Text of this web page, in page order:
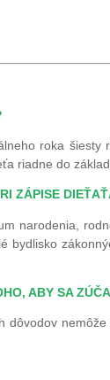
roka
riadne do
ZÁPISE
narodenia,
bydlisko
ABY SA